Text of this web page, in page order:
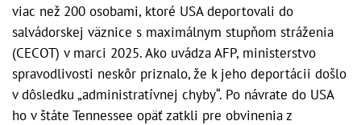
viac než 200 osobami, ktoré USA deportovali do
salvádorskej väznice s maximálnym stupňom stráženia
(CECOT) v marci 2025. Ako uvádza AFP, ministerstvo
spravodlivosti neskôr priznalo, že k jeho deportácii došlo
v dôsledku „administratívnej chyby“. Po návrate do USA
ho v štáte Tennessee opäť zatkli pre obvinenia z